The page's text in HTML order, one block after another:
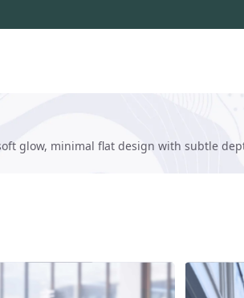
glow, minimal flat design with subtle